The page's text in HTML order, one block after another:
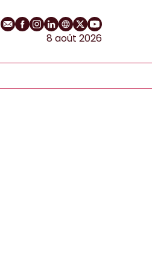
E-mailProfil Facebook
Profil Instagram
Profil LinkedIn
Site web
Profil Twitter
Chaîne
8 août 2026